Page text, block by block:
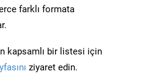
farklı formata
kapsamlı bir listesi için
ziyaret edin.